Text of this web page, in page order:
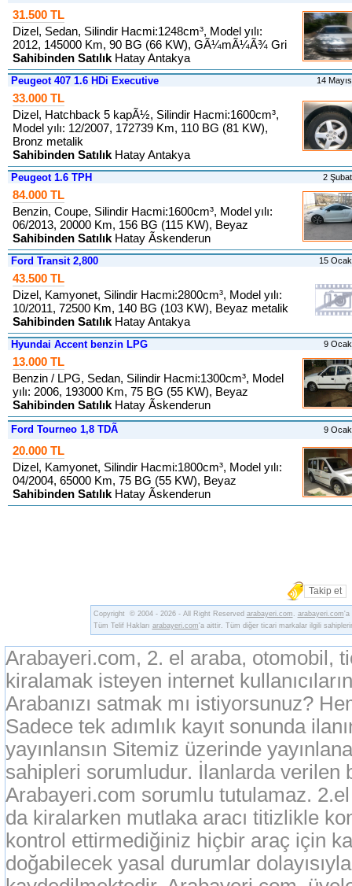
31.500 TL
Dizel, Sedan, Silindir Hacmi:1248cm³, Model yılı:
2012, 145000 Km, 90 BG (66 KW), GÃ¼mÃ¼Ã¾ Gri
Sahibinden Satılık Hatay Antakya
Peugeot 407 1.6 HDi Executive 14
33.000 TL
Dizel, Hatchback 5 kapÃ½, Silindir Hacmi:1600cm³,
Model yılı: 12/2007, 172739 Km, 110 BG (81 KW),
Bronz metalik
Sahibinden Satılık Hatay Antakya
Peugeot 1.6 TPH 2
84.000 TL
Benzin, Coupe, Silindir Hacmi:1600cm³, Model yılı:
06/2013, 20000 Km, 156 BG (115 KW), Beyaz
Sahibinden Satılık Hatay Ãskenderun
Ford Transit 2,800 15
43.500 TL
Dizel, Kamyonet, Silindir Hacmi:2800cm³, Model yılı:
10/2011, 72500 Km, 140 BG (103 KW), Beyaz metalik
Sahibinden Satılık Hatay Antakya
Hyundai Accent benzin LPG 9
13.000 TL
Benzin / LPG, Sedan, Silindir Hacmi:1300cm³, Model
yılı: 2006, 193000 Km, 75 BG (55 KW), Beyaz
Sahibinden Satılık Hatay Ãskenderun
Ford Tourneo 1,8 TDÃ 9
20.000 TL
Dizel, Kamyonet, Silindir Hacmi:1800cm³, Model yılı:
04/2004, 65000 Km, 75 BG (55 KW), Beyaz
Sahibinden Satılık Hatay Ãskenderun
Takip et
Copyright © 2004 - 2026 - All Right Reserved arabayeri.com . arabayeri.com'a
Tüm Telif Hakları arabayeri.com'a aittir. Tüm diğer ticari markalar ilgili
Arabayeri.com, 2. el araba, otomobil,
kiralamak isteyen internet
Arabanızı satmak mı istiyorsunuz?
Sadece tek adımlık kayıt sonunda
yayınlansın Sitemiz üzerinde
sahipleri sorumludur. İlanlarda verilen
Arabayeri.com sorumlu tutulamaz.
da kiralarken mutlaka aracı titizlikle
kontrol ettirmediğiniz hiçbir araç için
doğabilecek yasal durumlar